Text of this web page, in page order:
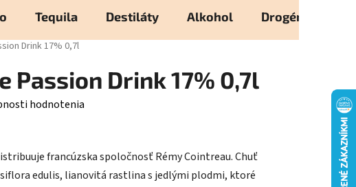
KOŠÍK
Tequila Destiláty Alkohol Drogéria
Drink 17% 0,7l
Passion Drink 17% 0,7l
hodnotenia
francúzska spoločnosť Rémy Cointreau. Chuť
edulis, lianovitá rastlina s jedlými plodmi, ktoré